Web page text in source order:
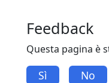
Feedback
Questa pagina è
Sì No